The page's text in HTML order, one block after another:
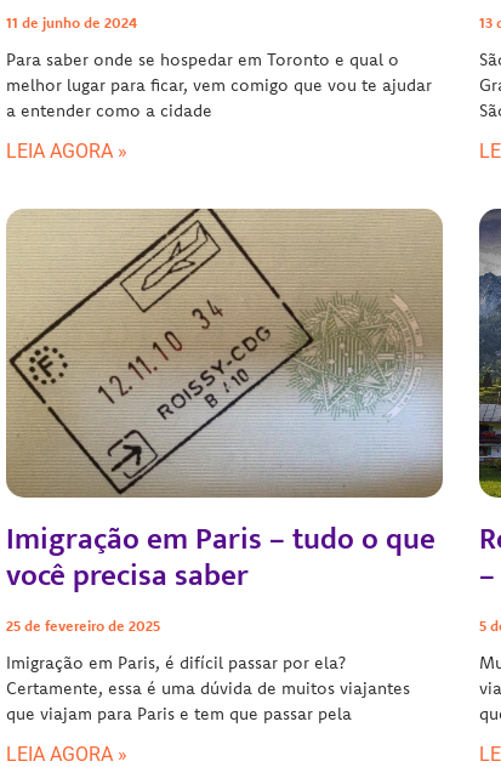
11 de junho de 2024
Para saber onde se hospedar em Toronto e qual o
melhor lugar para ficar, vem comigo que vou te ajudar
a entender como a cidade
LEIA AGORA »
13
Imigração em Paris – tudo o que
você precisa saber
25 de fevereiro de 2025
Imigração em Paris, é difícil passar por ela?
Certamente, essa é uma dúvida de muitos viajantes
que viajam para Paris e tem que passar pela
LEIA AGORA »
5